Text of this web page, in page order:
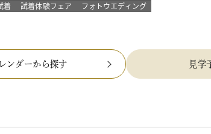
着 試着体験フェア フォトウエディング
ンダーから探す 見学